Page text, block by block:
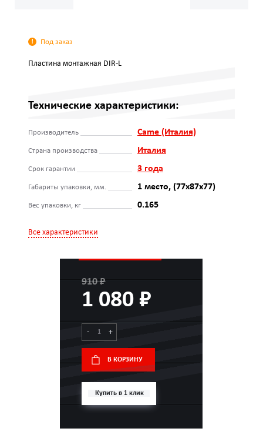
Под заказ
Пластина монтажная DIR-L
Технические характеристики:
Производитель Came (Италия)
Страна производства Италия
Срок гарантии 3 года
Габариты упаковки, мм. 1 место, (77х87х77)
Вес упаковки, кг 0.165
Все характеристики
910 ₽
1 080 ₽
- +
В КОРЗИНУ
Купить в 1 клик